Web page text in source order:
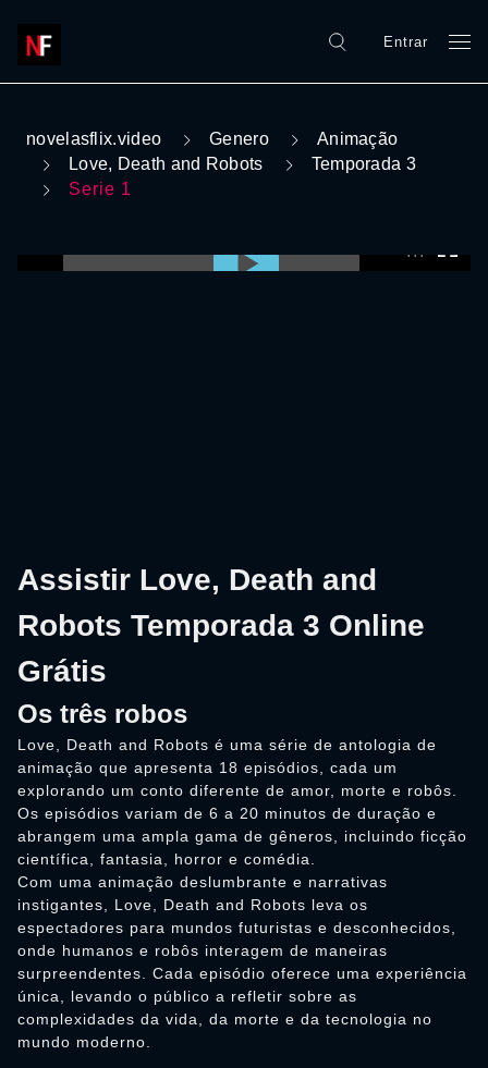
Entrar
novelasflix.video Genero
Animação
Love, Death and Robots
Temporada 3
Serie 1
Assistir Love, Death and
Robots Temporada 3 Online
Grátis
Os três robos
Love, Death and Robots é uma série de antologia de
animação que apresenta 18 episódios, cada um
explorando um conto diferente de amor, morte e robôs.
Os episódios variam de 6 a 20 minutos de duração e
abrangem uma ampla gama de gêneros, incluindo ficção
científica, fantasia, horror e comédia.
Com uma animação deslumbrante e narrativas
instigantes, Love, Death and Robots leva os
espectadores para mundos futuristas e desconhecidos,
onde humanos e robôs interagem de maneiras
surpreendentes. Cada episódio oferece uma experiência
única, levando o público a refletir sobre as
complexidades da vida, da morte e da tecnologia no
mundo moderno.